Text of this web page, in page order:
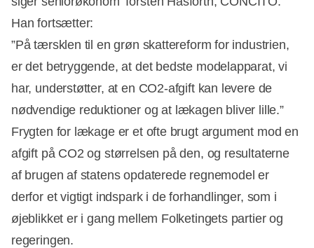
Han fortsætter:
”På tærsklen til en grøn skattereform for industrien,
er det betryggende, at det bedste modelapparat, vi
har, understøtter, at en CO2-afgift kan levere de
nødvendige reduktioner og at lækagen bliver lille.”
Frygten for lækage er et ofte brugt argument mod en
afgift på CO2 og størrelsen på den, og resultaterne
af brugen af statens opdaterede regnemodel er
derfor et vigtigt indspark i de forhandlinger, som i
øjeblikket er i gang mellem Folketingets partier og
regeringen.